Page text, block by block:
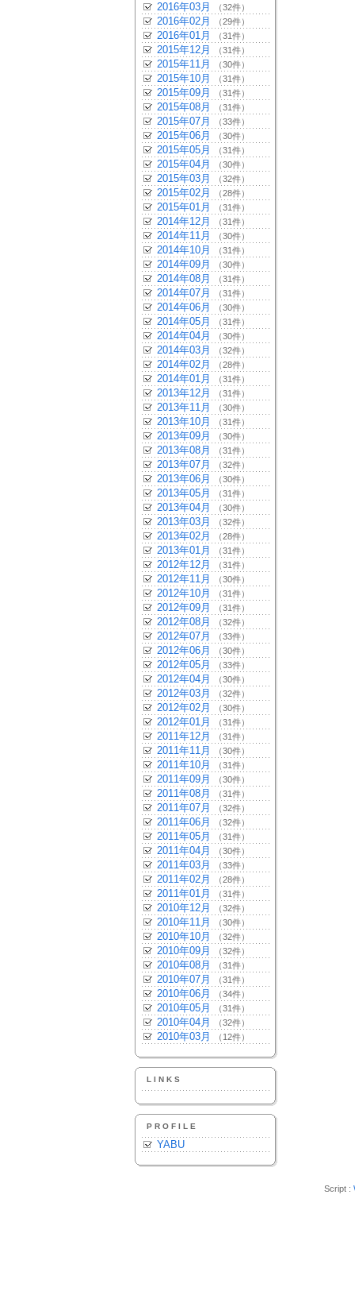
2016年03月 （32件）
2016年02月 （29件）
2016年01月 （31件）
2015年12月 （31件）
2015年11月 （30件）
2015年10月 （31件）
2015年09月 （31件）
2015年08月 （31件）
2015年07月 （33件）
2015年06月 （30件）
2015年05月 （31件）
2015年04月 （30件）
2015年03月 （32件）
2015年02月 （28件）
2015年01月 （31件）
2014年12月 （31件）
2014年11月 （30件）
2014年10月 （31件）
2014年09月 （30件）
2014年08月 （31件）
2014年07月 （31件）
2014年06月 （30件）
2014年05月 （31件）
2014年04月 （30件）
2014年03月 （32件）
2014年02月 （28件）
2014年01月 （31件）
2013年12月 （31件）
2013年11月 （30件）
2013年10月 （31件）
2013年09月 （30件）
2013年08月 （31件）
2013年07月 （32件）
2013年06月 （30件）
2013年05月 （31件）
2013年04月 （30件）
2013年03月 （32件）
2013年02月 （28件）
2013年01月 （31件）
2012年12月 （31件）
2012年11月 （30件）
2012年10月 （31件）
2012年09月 （31件）
2012年08月 （32件）
2012年07月 （33件）
2012年06月 （30件）
2012年05月 （33件）
2012年04月 （30件）
2012年03月 （32件）
2012年02月 （30件）
2012年01月 （31件）
2011年12月 （31件）
2011年11月 （30件）
2011年10月 （31件）
2011年09月 （30件）
2011年08月 （31件）
2011年07月 （32件）
2011年06月 （32件）
2011年05月 （31件）
2011年04月 （30件）
2011年03月 （33件）
2011年02月 （28件）
2011年01月 （31件）
2010年12月 （32件）
2010年11月 （30件）
2010年10月 （32件）
2010年09月 （32件）
2010年08月 （31件）
2010年07月 （31件）
2010年06月 （34件）
2010年05月 （31件）
2010年04月 （32件）
2010年03月 （12件）
LINKS
PROFILE
YABU
Script :